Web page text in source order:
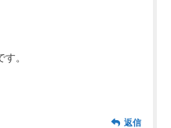
。
返信